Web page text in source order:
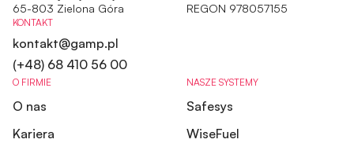
65-803 Zielona Góra
REGON 978057155
KONTAKT
kontakt@gamp.pl
(+48) 68 410 56 00
O FIRMIE
O nas
Kariera
NASZE SYSTEMY
Safesys
WiseFuel